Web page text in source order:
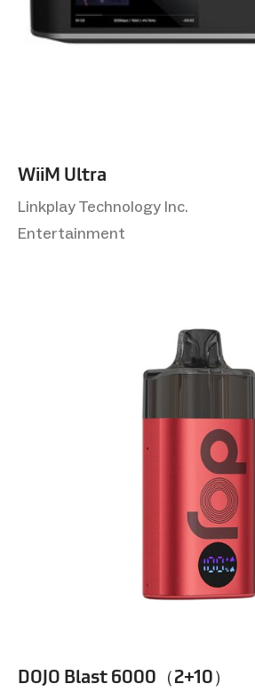
WiiM Ultra
Linkplay Technology Inc.
Entertainment
DOJO Blast 6000（2+10）